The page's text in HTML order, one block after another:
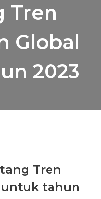
Tren
Global
2023
Tren
untuk tahun